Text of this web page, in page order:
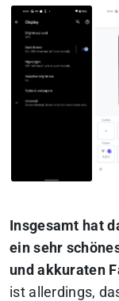
Insgesamt hat
ein sehr
und akkuraten
ist allerdings,